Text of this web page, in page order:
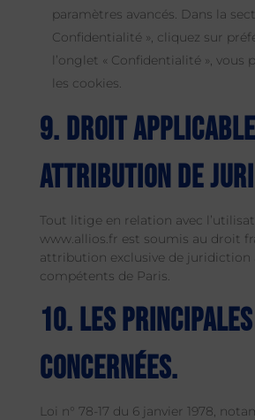
paramètres avancés. Dans la
Confidentialité », cliquez sur
l’onglet « Confidentialité », vous
les cookies.
9. Droit
attribution de
Tout litige en relation avec
www.allios.fr est soumis au droit
attribution exclusive de juridiction
compétents de Paris.
10. Les
concernées.
Loi n° 78-17 du 6 janvier 1978,